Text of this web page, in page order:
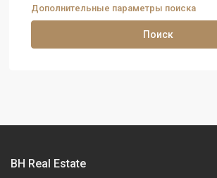
Дополнительные параметры поиска
Поиск
BH Real Estate